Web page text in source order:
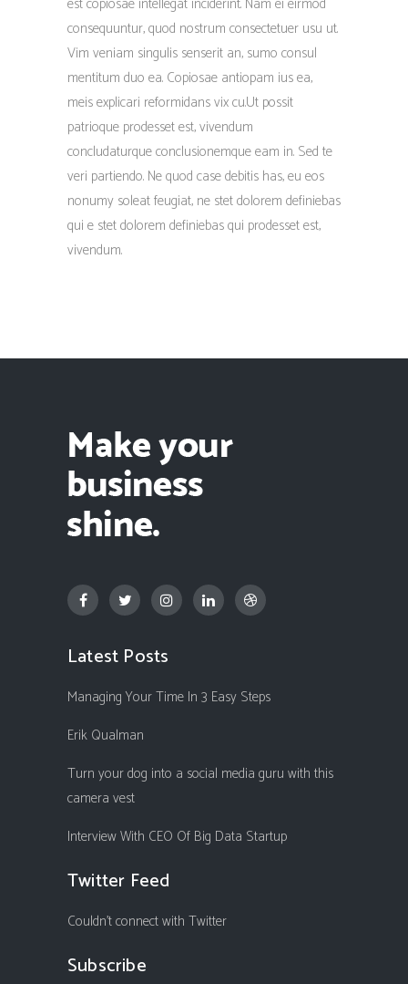
consequuntur, quod nostrum consectetuer usu ut.
Vim veniam singulis senserit an, sumo consul
mentitum duo ea. Copiosae antiopam ius ea,
meis explicari reformidans vix cu.Ut possit
patrioque prodesset est, vivendum
concludaturque conclusionemque eam in. Sed te
veri partiendo. Ne quod case debitis has, eu eos
nonumy soleat feugiat, ne stet dolorem definiebas
qui e stet dolorem definiebas qui prodesset est,
vivendum.
Latest Posts
Managing Your Time In 3 Easy Steps
Erik Qualman
Turn your dog into a social media guru with this
camera vest
Interview With CEO Of Big Data Startup
Twitter Feed
Couldn't connect with Twitter
Subscribe